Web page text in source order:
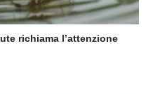
richiama l’attenzione